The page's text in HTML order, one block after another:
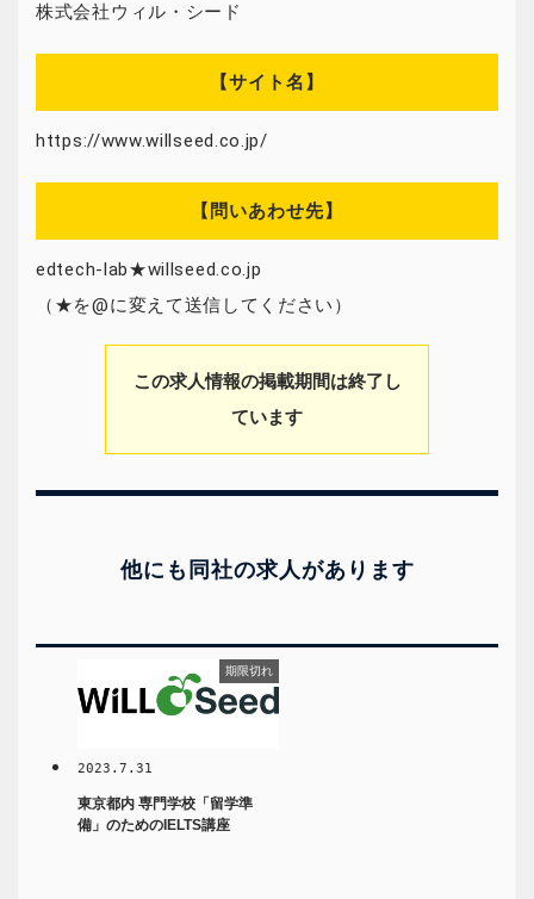
株式会社ウィル・シード
【サイト名】
https://www.willseed.co.jp/
【問いあわせ先】
edtech-lab★willseed.co.jp
（★を@に変えて送信してください）
この求人情報の掲載期間は終了し
ています
他にも同社の求人があります
期限切れ
2023.7.31
東京都内 専門学校「留学準
備」のためのIELTS講座